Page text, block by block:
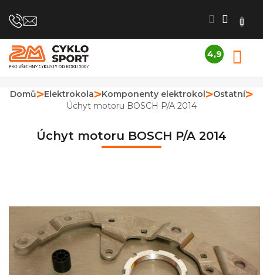
na
4,9
obchodu
je
4,9
hvězdiček.
Domů Elektrokola Komponenty elektrokol
Ostatní
Úchyt motoru BOSCH P/A 2014
Úchyt motoru BOSCH P/A 2014